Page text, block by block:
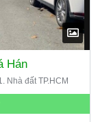
Hán
Nhà đất TP.HCM